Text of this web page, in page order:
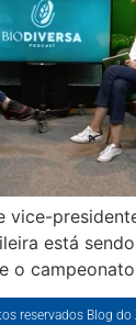
vice-
está
o campeonato
reservados Blog do